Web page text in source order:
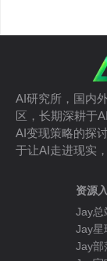
AI研究所，国内
区，长期深耕于
AI变现策略的探
于让AI走进现实
资源
Jay总
Jay星
Jay部